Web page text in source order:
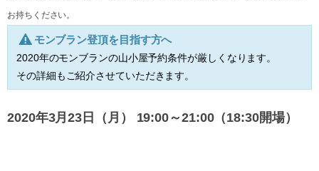
お持ちください。
モンブラン登頂を目指す方へ
2020年のモンブランの山小屋予約条件が厳しくなります。
その詳細もご紹介させていただきます。
2020年3月23日（月） 19:00～21:00（18:30開場）